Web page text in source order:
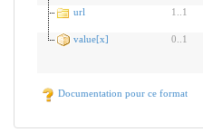
url
1 1
value[x]
0 1
Documentation pour ce format